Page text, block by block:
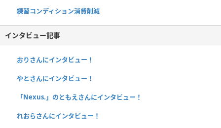
練習コンディション消費削減
インタビュー記事
おりさんにインタビュー！
やとさんにインタビュー！
「Nexus.」のともえさんにインタビュー！
れおらさんにインタビュー！